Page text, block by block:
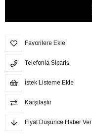
Favorilere Ekle
Telefonla Sipariş
İstek Listeme Ekle
Karşılaştır
Fiyat Düşünce Haber Ver